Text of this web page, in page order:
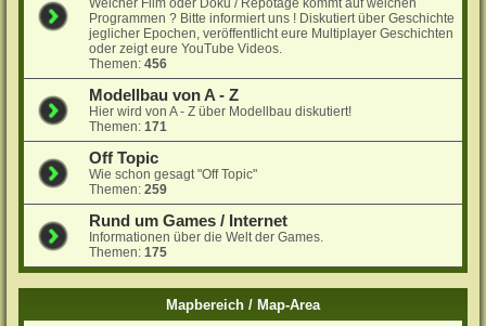
Welcher Film oder Doku / Repotage kommt auf welchen
Programmen ? Bitte informiert uns ! Diskutiert über Geschichte
jeglicher Epochen, veröffentlicht eure Multiplayer Geschichten
oder zeigt eure YouTube Videos.
Themen:456
Modellbau von A - Z
Hier wird von A - Z über Modellbau diskutiert!
Themen:171
Off Topic
Wie schon gesagt "Off Topic"
Themen:259
Rund um Games / Internet
Informationen über die Welt der Games.
Themen:175
Mapbereich / Map-Area